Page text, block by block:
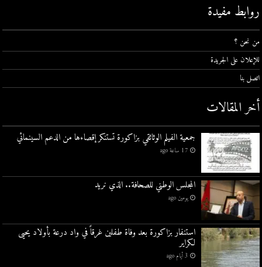
روابط مفيدة
من نحن ؟
للإعلان على الجريدة
اتصل بنا
أخر المقالات
جمعية الفيلم الوثائقي بزاكورة تستنكر إقصاءها من الدعم السينمائي
17 ساعة ago
المجلس الوطني للصحافة.. الذي نريد
يومين ago
استنفار بزاكورة بعد وفاة طفلين غرقاً في واد درعة بأولاد يحيى
لكراير
3 أيام ago